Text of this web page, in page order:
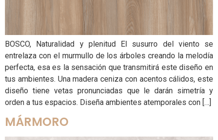
BOSCO, Naturalidad y plenitud El susurro del viento se
entrelaza con el murmullo de los árboles creando la melodía
perfecta, esa es la sensación que transmitirá este diseño en
tus ambientes. Una madera ceniza con acentos cálidos, este
diseño tiene vetas pronunciadas que le darán simetría y
orden a tus espacios. Diseña ambientes atemporales con […]
MÁRMORO